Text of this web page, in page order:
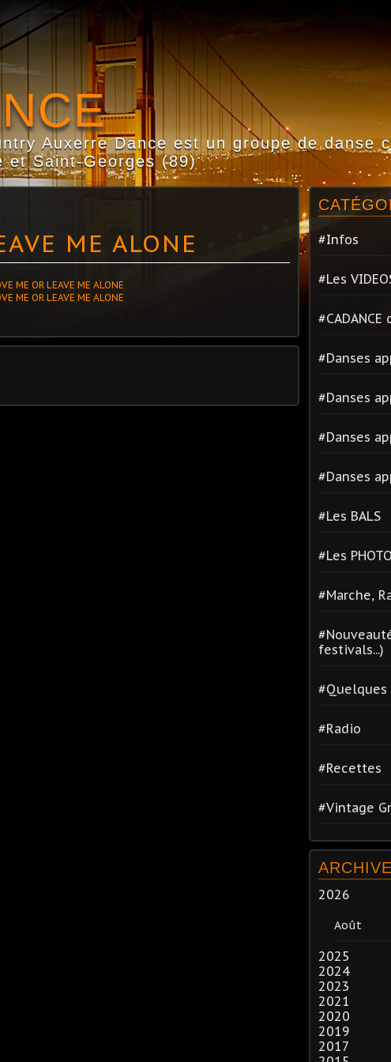
Auxerre Dance est un groupe de danse
et Saint-Georges (89)
ME ALONE #Infos
#Les
#Danses
#Danses
#Danses
#Danses
#Les BALS
#Les
#Marche,
festivals...)
#Quelques
#Radio
#Recettes
#Vintage
2026
Août
2025
2024
2023
2021
2020
2019
2017